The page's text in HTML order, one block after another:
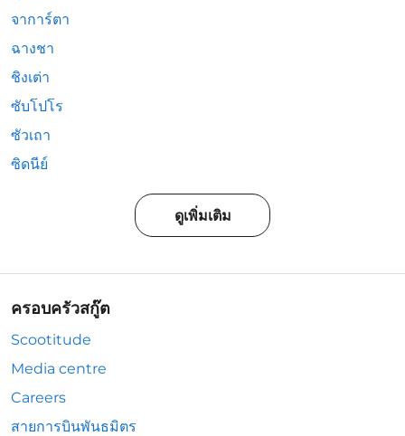
จาการ์ตา
ฉางชา
ชิงเต่า
ซับโปโร
ซัวเถา
ซิดนีย์
ดูเพิ่มเติม
ครอบครัวสกู๊ต
Scootitude
Media centre
Careers
สายการบินพันธมิตร